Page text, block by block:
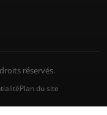
réservés.
Plan du site